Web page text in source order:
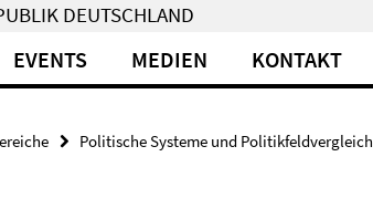
DEUTSCHLAND
EVENTS MEDIEN KONTAKT
Politische Systeme und Politikfeldvergleich